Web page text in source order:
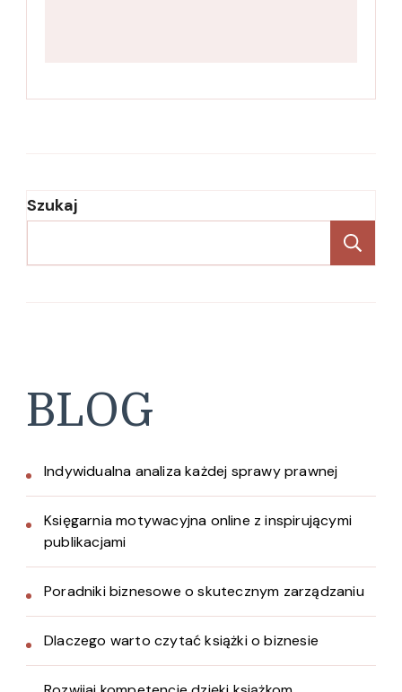
Szukaj
BLOG
Indywidualna analiza każdej sprawy prawnej
Księgarnia motywacyjna online z inspirującymi
publikacjami
Poradniki biznesowe o skutecznym zarządzaniu
Dlaczego warto czytać książki o biznesie